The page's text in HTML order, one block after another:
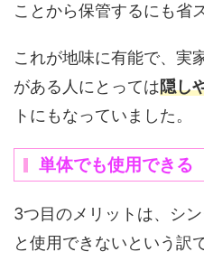
ことから保管するにも省
これが地味に有能で、実
がある人にとっては隠し
トにもなっていました。
単体でも使用できる
3つ目のメリットは、シ
と使用できないという訳